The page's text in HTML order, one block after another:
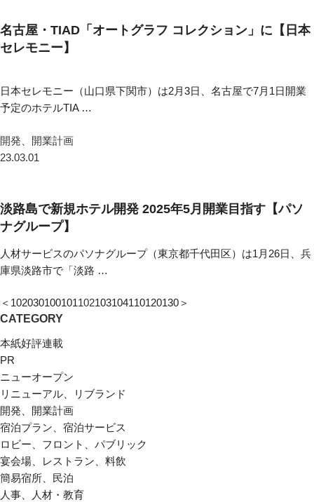
名古屋・TIAD「オートグラフ コレクション」に【日本
セレモニー】
日本セレモニー（山口県下関市）は2月3日、名古屋で7月1日開業
予定のホテルTIA …
開発、開業計画
23.03.01
淡路島で新規ホテル開発 2025年5月開業目指す【パソ
ナグループ】
人材サービスのパソナグループ（東京都千代田区）は1月26日、兵
庫県淡路市で「淡路 …
＜ 102030100101102103104110120130＞
CATEGORY
本紙好評連載
PR
ニューオープン
リニューアル、リブランド
開発、開業計画
宿泊プラン、宿泊サービス
ロビー、フロント、パブリック
宴会場、レストラン、料飲
簡易宿所、民泊
人事、人材・教育